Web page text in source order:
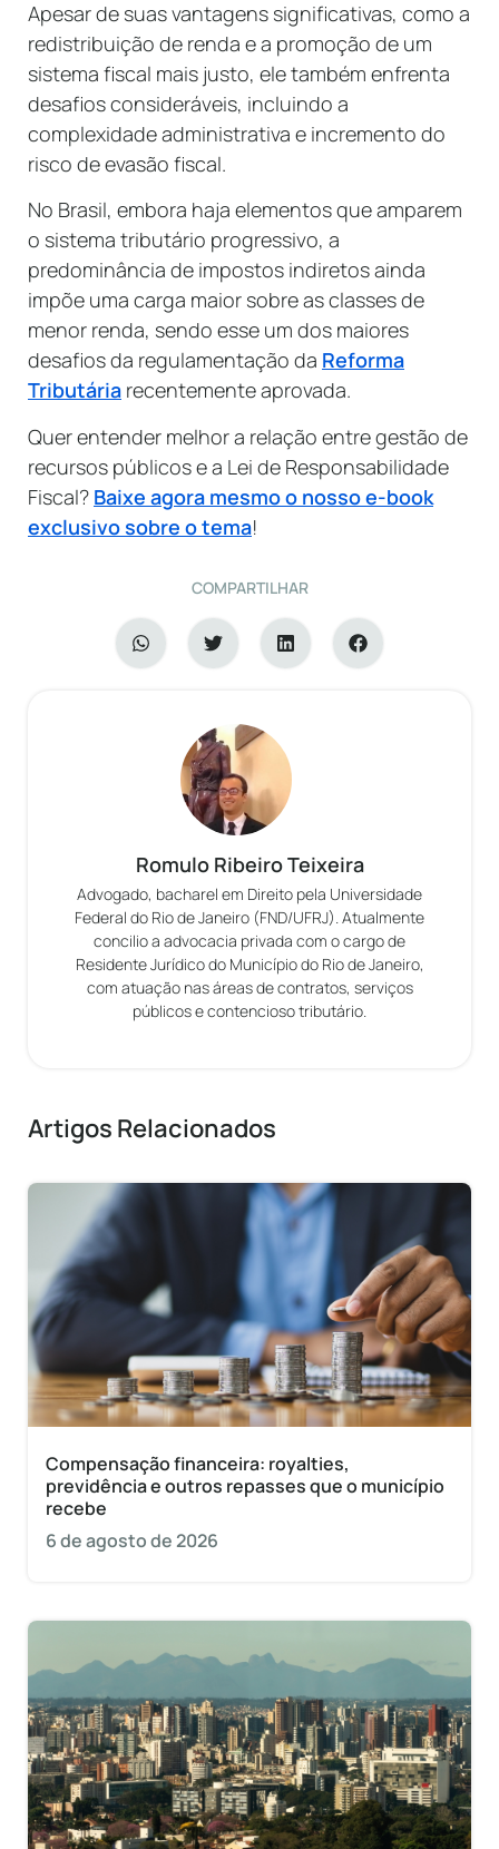
Apesar de suas vantagens significativas, como a
redistribuição de renda e a promoção de um
sistema fiscal mais justo, ele também enfrenta
desafios consideráveis, incluindo a
complexidade administrativa e incremento do
risco de evasão fiscal.
No Brasil, embora haja elementos que amparem
o sistema tributário progressivo, a
predominância de impostos indiretos ainda
impõe uma carga maior sobre as classes de
menor renda, sendo esse um dos maiores
desafios da regulamentação da Reforma
Tributária recentemente aprovada.
Quer entender melhor a relação entre gestão de
recursos públicos e a Lei de Responsabilidade
Fiscal? Baixe agora mesmo o nosso e-book
exclusivo sobre o tema!
COMPARTILHAR
Romulo Ribeiro Teixeira
Advogado, bacharel em Direito pela Universidade
Federal do Rio de Janeiro (FND/UFRJ). Atualmente
concilio a advocacia privada com o cargo de
Residente Jurídico do Município do Rio de Janeiro,
com atuação nas áreas de contratos, serviços
públicos e contencioso tributário.
Artigos Relacionados
Compensação financeira: royalties,
previdência e outros repasses que o município
recebe
6 de agosto de 2026